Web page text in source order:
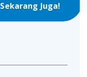
Sekarang Juga!